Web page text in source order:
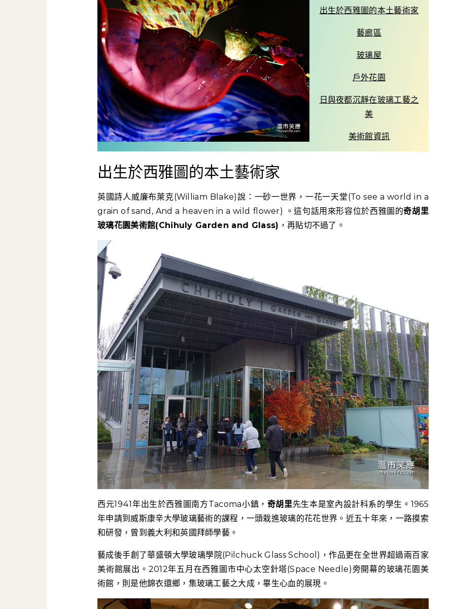
出生於西雅圖的本土藝術家
藝廊區
玻璃屋
戶外花園
日與夜都沉靜在玻璃工藝之
美
美術館資訊
出生於西雅圖的本土藝術家
英國詩人威廉布萊克(William Blake)說：一砂一世界，一花一天堂(To see a world in a
grain of sand, And a heaven in a wild flower) 。這句話用來形容位於西雅圖的奇胡里
玻璃花園美術館(Chihuly Garden and Glass) ，再貼切不過了。
西元1941年出生於西雅圖南方Tacoma小鎮， 奇胡里先生本是室內設計科系的學生。1965
年申請到威斯康辛大學玻璃藝術的課程，一頭栽進玻璃的花花世界。近五十年來，一路摸索
和研發，曾到義大利和英國拜師學藝。
藝成後手創了華盛頓大學玻璃學院(Pilchuck Glass School)，作品更在全世界超過兩百家
美術館展出。2012年五月在西雅圖市中心太空針塔(Space Needle)旁開幕的玻璃花園美
術館，則是他錦衣還鄉，集玻璃工藝之大成，畢生心血的展現。